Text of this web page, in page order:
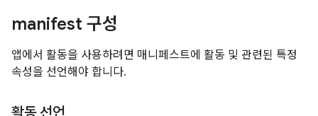
manifest 구성
앱에서 활동을 사용하려면 매니페스트에 활동 및 관련된 특정
속성을 선언해야 합니다.